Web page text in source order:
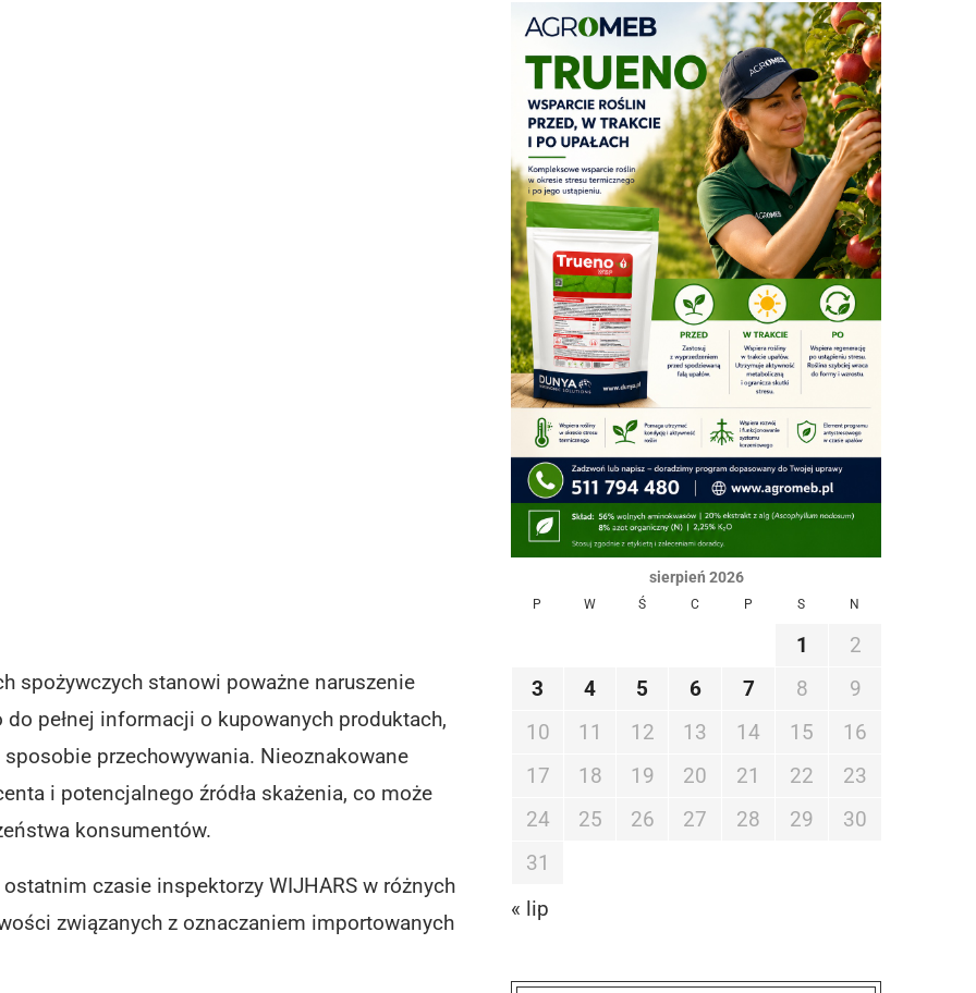
spożywczych stanowi poważne naruszenie
pełnej informacji o kupowanych produktach,
przechowywania. Nieoznakowane
i potencjalnego źródła skażenia, co może
konsumentów.
czasie inspektorzy WIJHARS w różnych
związanych z oznaczaniem importowanych
sierpień 2026
P W Ś C P S N
1
2
3
4 5 6 7 8
9
10
11 12 13 14 15
16
17
18 19 20 21 22
23
24
25 26 27 28 29
30
31
« lip